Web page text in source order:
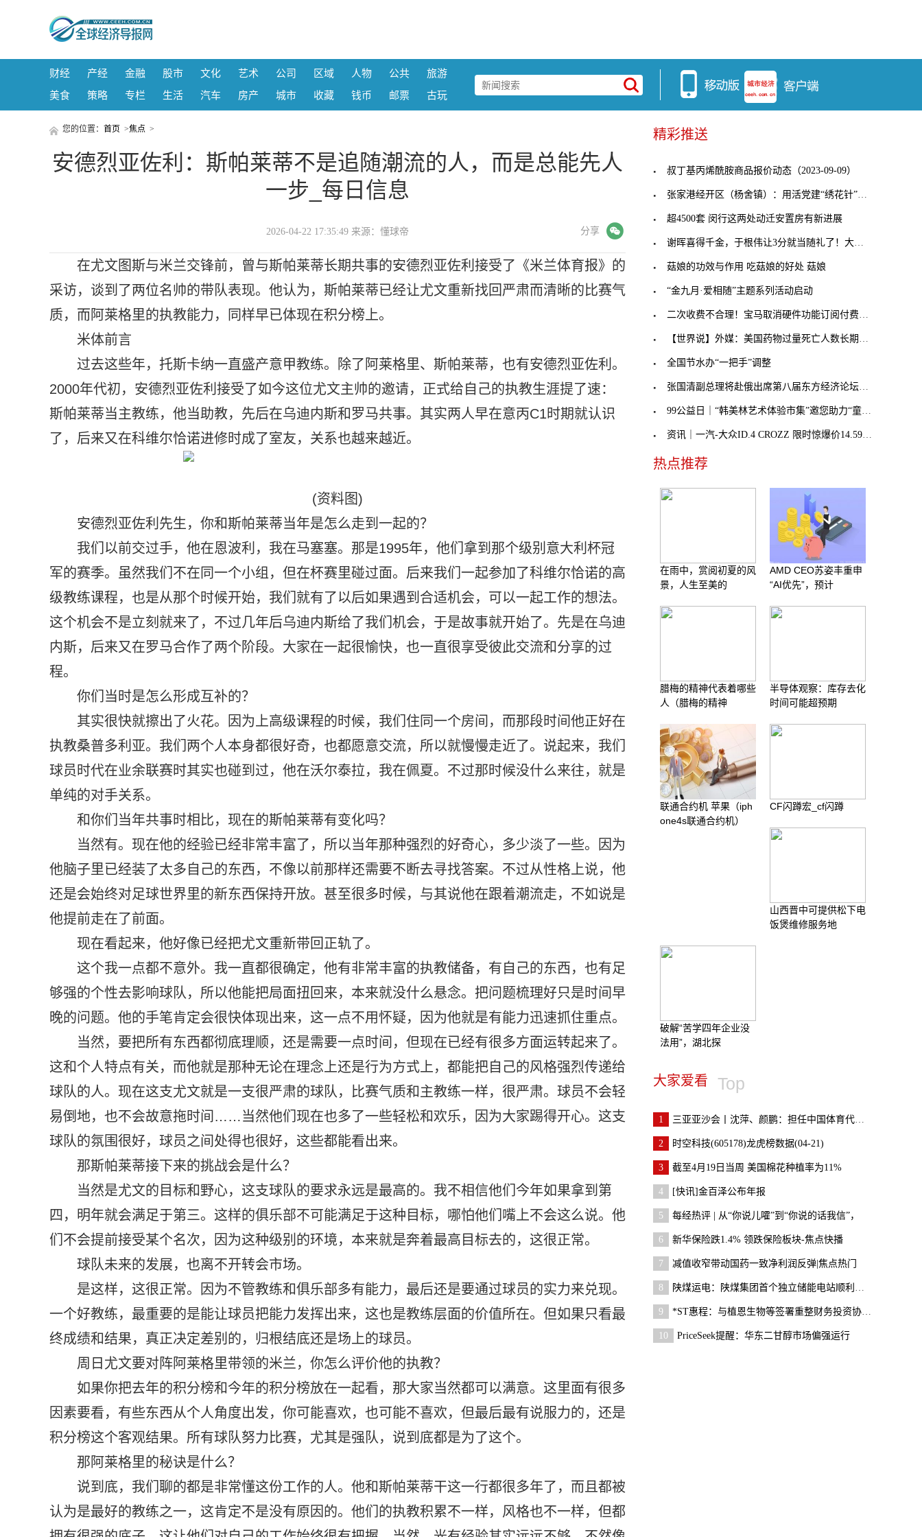
财经 产经 金融 股市 文化 艺术 公司 区域 人物 公共
旅游
美食
策略 专栏 生活 汽车 房产 城市 收藏 钱币 邮票 古玩
您的位置： 首页 >焦点 >
安德烈亚佐利：斯帕莱蒂不是追随潮流的人，而是总能先人
一步_每日信息
2026-04-22 17:35:49 来源：懂球帝 分享
在尤文图斯与米兰交锋前，曾与斯帕莱蒂长期共事的安德烈亚佐利接受了《米兰体育报》的
采访，谈到了两位名帅的带队表现。他认为，斯帕莱蒂已经让尤文重新找回严肃而清晰的比赛气
质，而阿莱格里的执教能力，同样早已体现在积分榜上。
米体前言
过去这些年，托斯卡纳一直盛产意甲教练。除了阿莱格里、斯帕莱蒂，也有安德烈亚佐利。
2000年代初，安德烈亚佐利接受了如今这位尤文主帅的邀请，正式给自己的执教生涯提了速：
斯帕莱蒂当主教练，他当助教，先后在乌迪内斯和罗马共事。其实两人早在意丙C1时期就认识
了，后来又在科维尔恰诺进修时成了室友，关系也越来越近。
(资料图)
安德烈亚佐利先生，你和斯帕莱蒂当年是怎么走到一起的？
我们以前交过手，他在恩波利，我在马塞塞。那是1995年，他们拿到那个级别意大利杯冠
军的赛季。虽然我们不在同一个小组，但在杯赛里碰过面。后来我们一起参加了科维尔恰诺的高
级教练课程，也是从那个时候开始，我们就有了以后如果遇到合适机会，可以一起工作的想法。
这个机会不是立刻就来了，不过几年后乌迪内斯给了我们机会，于是故事就开始了。先是在乌迪
内斯，后来又在罗马合作了两个阶段。大家在一起很愉快，也一直很享受彼此交流和分享的过
程。
你们当时是怎么形成互补的？
其实很快就擦出了火花。因为上高级课程的时候，我们住同一个房间，而那段时间他正好在
执教桑普多利亚。我们两个人本身都很好奇，也都愿意交流，所以就慢慢走近了。说起来，我们
球员时代在业余联赛时其实也碰到过，他在沃尔泰拉，我在佩夏。不过那时候没什么来往，就是
单纯的对手关系。
和你们当年共事时相比，现在的斯帕莱蒂有变化吗？
当然有。现在他的经验已经非常丰富了，所以当年那种强烈的好奇心，多少淡了一些。因为
他脑子里已经装了太多自己的东西，不像以前那样还需要不断去寻找答案。不过从性格上说，他
还是会始终对足球世界里的新东西保持开放。甚至很多时候，与其说他在跟着潮流走，不如说是
他提前走在了前面。
现在看起来，他好像已经把尤文重新带回正轨了。
这个我一点都不意外。我一直都很确定，他有非常丰富的执教储备，有自己的东西，也有足
够强的个性去影响球队，所以他能把局面扭回来，本来就没什么悬念。把问题梳理好只是时间早
晚的问题。他的手笔肯定会很快体现出来，这一点不用怀疑，因为他就是有能力迅速抓住重点。
当然，要把所有东西都彻底理顺，还是需要一点时间，但现在已经有很多方面运转起来了。
这和个人特点有关，而他就是那种无论在理念上还是行为方式上，都能把自己的风格强烈传递给
球队的人。现在这支尤文就是一支很严肃的球队，比赛气质和主教练一样，很严肃。球员不会轻
易倒地，也不会故意拖时间……当然他们现在也多了一些轻松和欢乐，因为大家踢得开心。这支
球队的氛围很好，球员之间处得也很好，这些都能看出来。
那斯帕莱蒂接下来的挑战会是什么？
当然是尤文的目标和野心，这支球队的要求永远是最高的。我不相信他们今年如果拿到第
四，明年就会满足于第三。这样的俱乐部不可能满足于这种目标，哪怕他们嘴上不会这么说。他
们不会提前接受某个名次，因为这种级别的环境，本来就是奔着最高目标去的，这很正常。
球队未来的发展，也离不开转会市场。
是这样，这很正常。因为不管教练和俱乐部多有能力，最后还是要通过球员的实力来兑现。
一个好教练，最重要的是能让球员把能力发挥出来，这也是教练层面的价值所在。但如果只看最
终成绩和结果，真正决定差别的，归根结底还是场上的球员。
周日尤文要对阵阿莱格里带领的米兰，你怎么评价他的执教？
如果你把去年的积分榜和今年的积分榜放在一起看，那大家当然都可以满意。这里面有很多
因素要看，有些东西从个人角度出发，你可能喜欢，也可能不喜欢，但最后最有说服力的，还是
积分榜这个客观结果。所有球队努力比赛，尤其是强队，说到底都是为了这个。
那阿莱格里的秘诀是什么？
说到底，我们聊的都是非常懂这份工作的人。他和斯帕莱蒂干这一行都很多年了，而且都被
认为是最好的教练之一，这肯定不是没有原因的。他们的执教积累不一样，风格也不一样，但都
精彩推送
叔丁基丙烯酰胺商品报价动态（2023-09-09）
张家港经开区（杨舍镇）：用活党建“绣花针”，穿起
超4500套 闵行这两处动迁安置房有新进展
谢晖喜得千金，于根伟让3分就当随礼了！大连人客战
菇娘的功效与作用 吃菇娘的好处 菇娘
“金九月·爱相随”主题系列活动启动
二次收费不合理！宝马取消硬件功能订阅付费，奔驰不
【世界说】外媒：美国药物过量死亡人数长期处于历史
全国节水办“一把手”调整
张国清副总理将赴俄出席第八届东方经济论坛，外交部
99公益日｜“韩美林艺术体验市集”邀您助力“童音童
资讯｜一汽-大众ID.4 CROZZ 限时惊爆价14.59万元起
热点推荐
在雨中，赏阅初夏的风
景，人生至美的
AMD CEO苏姿丰重申
“AI优先”，预计
腊梅的精神代表着哪些
人（腊梅的精神
半导体观察：库存去化
时间可能超预期
联通合约机 苹果（iph
one4s联通合约机）
CF闪蹲宏_cf闪蹲
山西晋中可提供松下电
饭煲维修服务地
破解“苦学四年企业没
法用”，湖北探
大家爱看 Top
1 三亚亚沙会丨沈萍、颜鹏：担任中国体育代表团旗手倍
2 时空科技(605178)龙虎榜数据(04-21)
3 截至4月19日当周 美国棉花种植率为11%
4 [快讯]金百泽公布年报
5 每经热评 | 从“你说儿嚯”到“你说的话我信”，
6 新华保险跌1.4% 领跌保险板块-焦点快播
7 减值收窄带动国药一致净利润反弹|焦点热门
8 陕煤运电：陕煤集团首个独立储能电站顺利并网|当前
9 *ST惠程：与植恩生物等签署重整财务投资协议|今日快
10 PriceSeek提醒：华东二甘醇市场偏强运行